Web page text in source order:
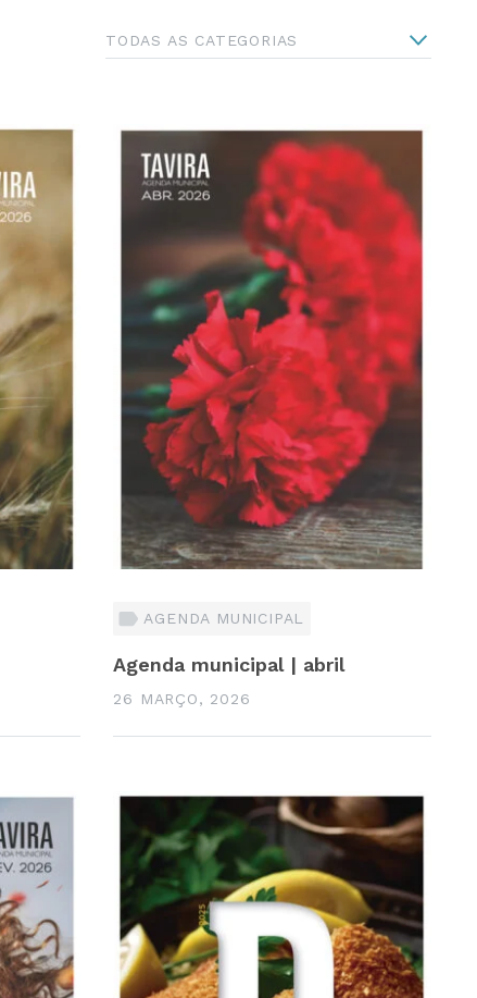
TODAS AS CATEGORIAS
AGENDA MUNICIPAL
Agenda municipal | abril
26 MARÇO, 2026